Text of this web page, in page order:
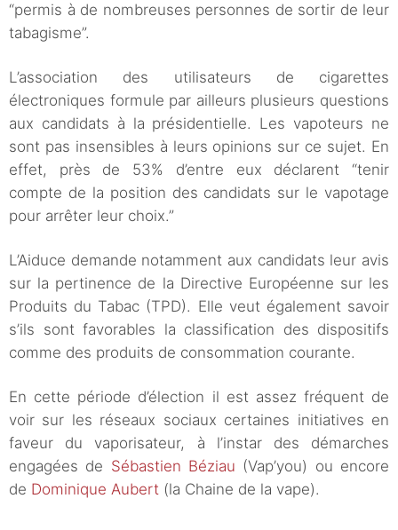
“permis à de nombreuses personnes de sortir de leur
tabagisme”.
L’association des utilisateurs de cigarettes
électroniques formule par ailleurs plusieurs questions
aux candidats à la présidentielle. Les vapoteurs ne
sont pas insensibles à leurs opinions sur ce sujet. En
effet, près de 53% d’entre eux déclarent “tenir
compte de la position des candidats sur le vapotage
pour arrêter leur choix.”
L’Aiduce demande notamment aux candidats leur avis
sur la pertinence de la Directive Européenne sur les
Produits du Tabac (TPD). Elle veut également savoir
s’ils sont favorables la classification des dispositifs
comme des produits de consommation courante.
En cette période d’élection il est assez fréquent de
voir sur les réseaux sociaux certaines initiatives en
faveur du vaporisateur, à l’instar des démarches
engagées de Sébastien Béziau (Vap’you) ou encore
de Dominique Aubert (la Chaine de la vape).